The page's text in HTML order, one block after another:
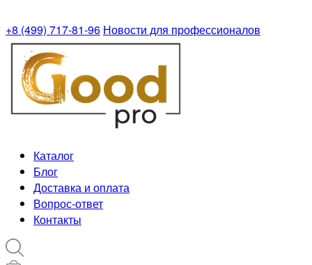
+8 (499) 717-81-96 Новости для профессионалов
Каталог
Блог
Доставка и оплата
Вопрос-ответ
Контакты